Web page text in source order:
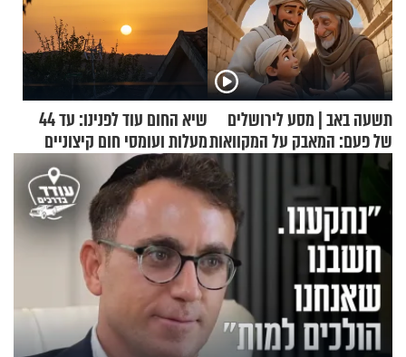
תשעה באב | מסע לירושלים
של פעם: המאבק על המקוואות
שיא החום עוד לפנינו: עד 44
מעלות ועומסי חום קיצוניים